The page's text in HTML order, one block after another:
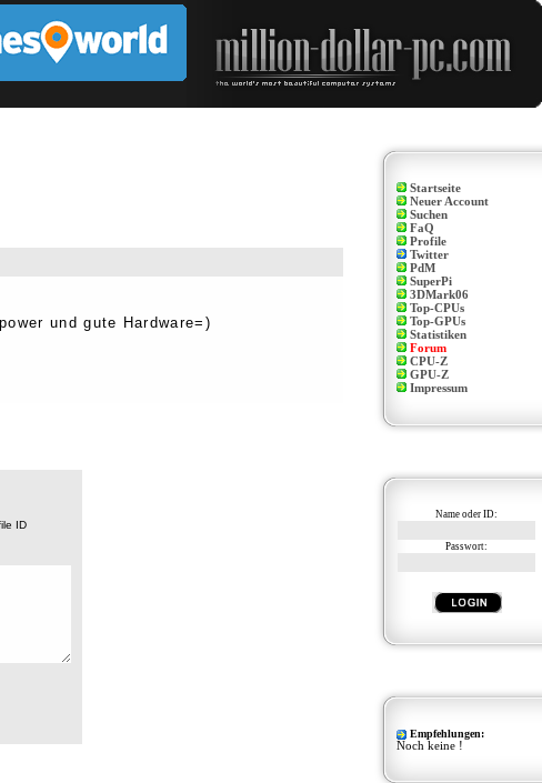
und gute Hardware=)
ID
Startseite
Neuer Account
Suchen
FaQ
Profile
Twitter
PdM
SuperPi
3DMark06
Top-CPUs
Top-GPUs
Statistiken
Forum
CPU-Z
GPU-Z
Impressum
Name oder ID:
Passwort:
Empfehlungen:
Noch keine !